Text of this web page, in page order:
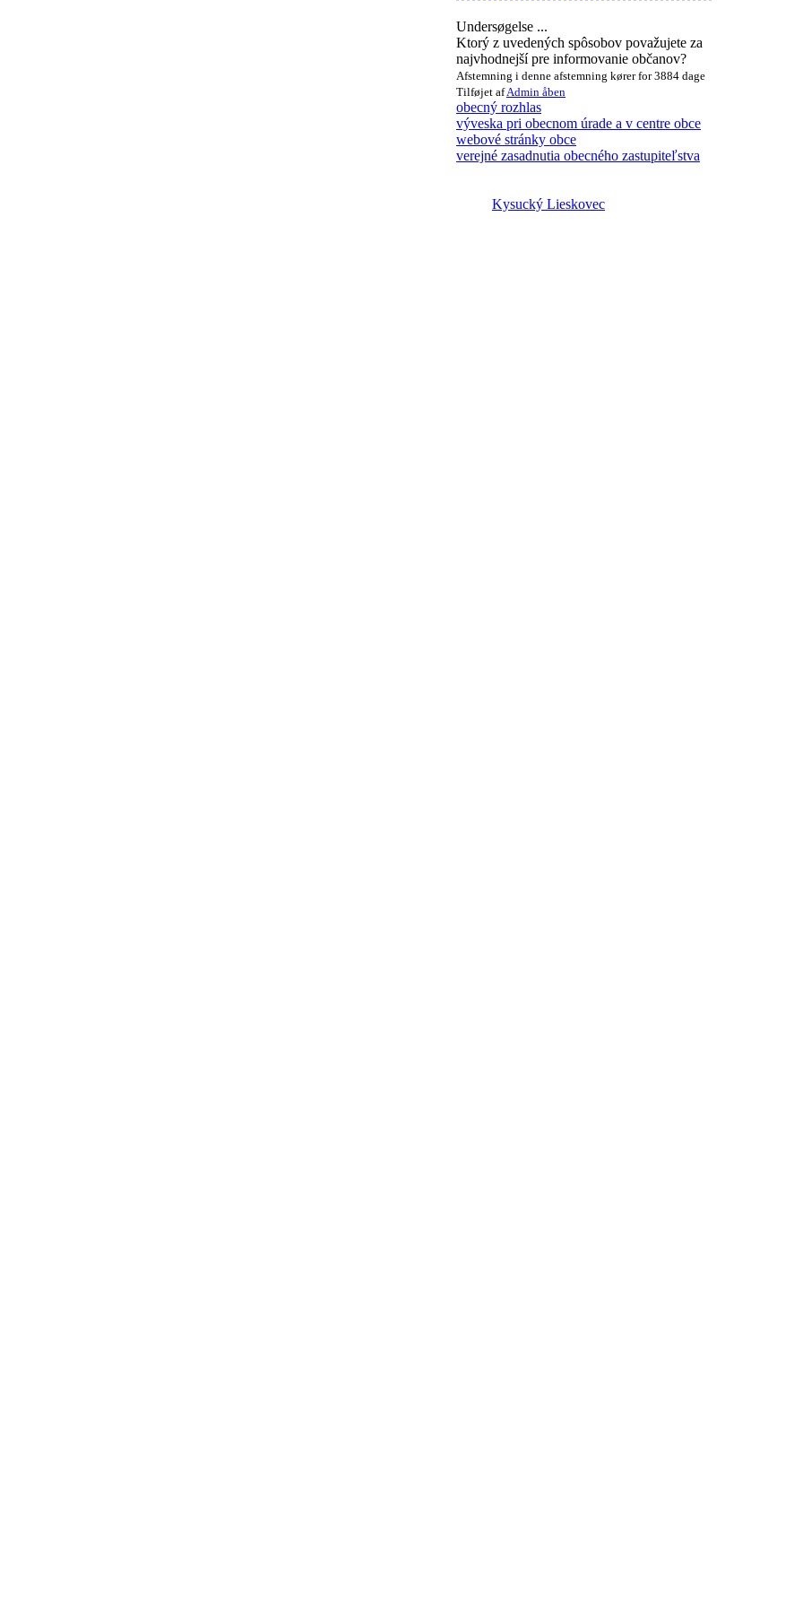
Undersøgelse ...
Ktorý z uvedených spôsobov považujete za
najvhodnejší pre informovanie občanov?
Afstemning i denne afstemning kører for 3884 dage
Tilføjet afAdmin åben
obecný rozhlas
výveska pri obecnom úrade a v centre obce
webové stránky obce
verejné zasadnutia obecného zastupiteľstva
Kysucký Lieskovec